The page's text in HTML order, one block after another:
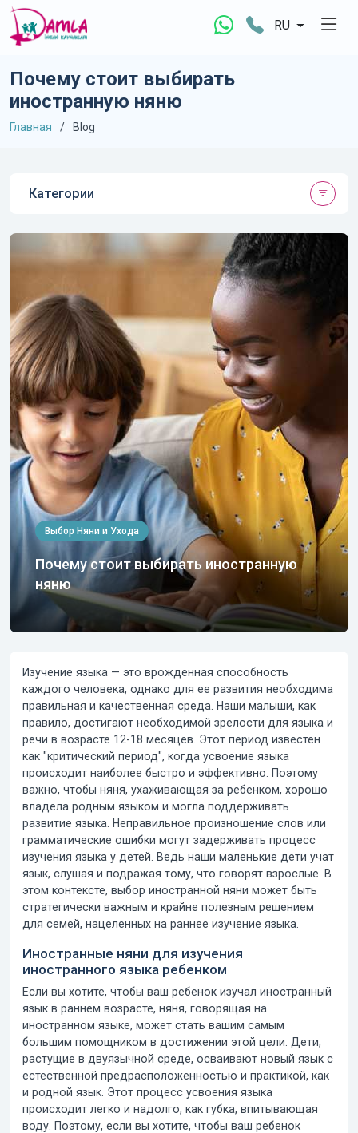
RU
Почему стоит выбирать
иностранную няню
Главная Blog
Выбор Няни и Ухода
Почему стоит выбирать иностранную
няню
Изучение языка — это врожденная способность
каждого человека, однако для ее развития необходима
правильная и качественная среда. Наши малыши, как
правило, достигают необходимой зрелости для языка и
речи в возрасте 12-18 месяцев. Этот период известен
как "критический период", когда усвоение языка
происходит наиболее быстро и эффективно. Поэтому
важно, чтобы няня, ухаживающая за ребенком, хорошо
владела родным языком и могла поддерживать
развитие языка. Неправильное произношение слов или
грамматические ошибки могут задерживать процесс
изучения языка у детей. Ведь наши маленькие дети учат
язык, слушая и подражая тому, что говорят взрослые. В
этом контексте, выбор иностранной няни может быть
стратегически важным и крайне полезным решением
для семей, нацеленных на раннее изучение языка.
Иностранные няни для изучения
иностранного языка ребенком
Если вы хотите, чтобы ваш ребенок изучал иностранный
язык в раннем возрасте, няня, говорящая на
иностранном языке, может стать вашим самым
большим помощником в достижении этой цели. Дети,
растущие в двуязычной среде, осваивают новый язык с
естественной предрасположенностью и практикой, как
и родной язык. Этот процесс усвоения языка
происходит легко и надолго, как губка, впитывающая
воду. Поэтому, если вы хотите, чтобы ваш ребенок
Категории